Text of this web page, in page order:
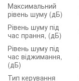
Максимальний
рівень шуму (дБ)
Рівень шуму під
час прання, (дБ)
Рівень шуму під
час віджимання,
(дБ)
Тип керування